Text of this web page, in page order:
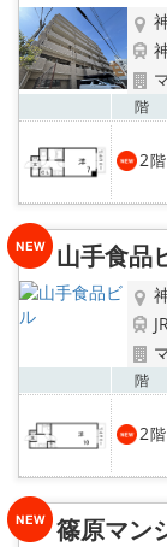
会社概要
メールでお問い
階
2階
山手食品
階
2階
篠原マン